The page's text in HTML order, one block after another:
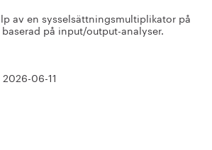
av en sysselsättningsmultiplikator på
på input/output-analyser.
2026-06-11